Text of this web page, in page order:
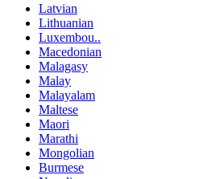
Latvian
Lithuanian
Luxembou..
Macedonian
Malagasy
Malay
Malayalam
Maltese
Maori
Marathi
Mongolian
Burmese